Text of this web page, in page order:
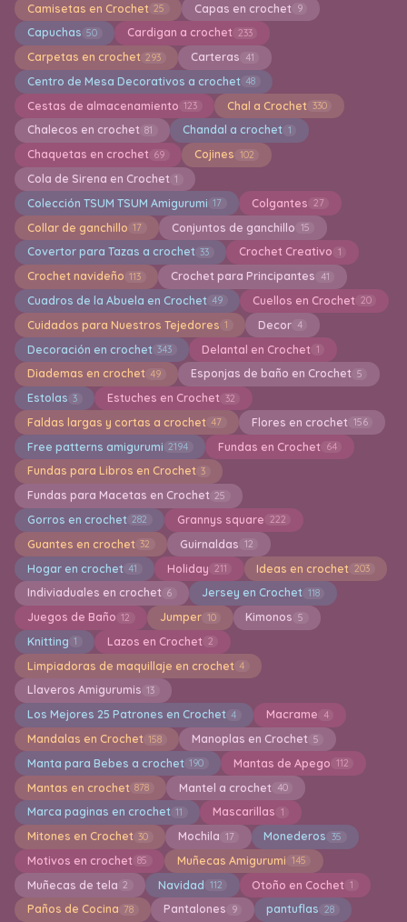
Camisetas en Crochet 25 Capas en crochet 9
Capuchas 50 Cardigan a crochet 233
Carpetas en crochet 293 Carteras 41
Centro de Mesa Decorativos a crochet 48
Cestas de almacenamiento 123 Chal a Crochet 330
Chalecos en crochet 81 Chandal a crochet 1
Chaquetas en crochet 69 Cojines 102
Cola de Sirena en Crochet 1
Colección TSUM TSUM Amigurumi 17 Colgantes 27
Collar de ganchillo 17 Conjuntos de ganchillo 15
Covertor para Tazas a crochet 33 Crochet Creativo 1
Crochet navideño 113 Crochet para Principantes 41
Cuadros de la Abuela en Crochet 49 Cuellos en Crochet 20
Cuidados para Nuestros Tejedores 1 Decor 4
Decoración en crochet 343 Delantal en Crochet 1
Diademas en crochet 49 Esponjas de baño en Crochet 5
Estolas 3 Estuches en Crochet 32
Faldas largas y cortas a crochet 47 Flores en crochet 156
Free patterns amigurumi 2194 Fundas en Crochet 64
Fundas para Libros en Crochet 3
Fundas para Macetas en Crochet 25
Gorros en crochet 282 Grannys square 222
Guantes en crochet 32 Guirnaldas 12
Hogar en crochet 41 Holiday 211 Ideas en crochet 203
Indiviaduales en crochet 6 Jersey en Crochet 118
Juegos de Baño 12 Jumper 10 Kimonos 5
Knitting 1 Lazos en Crochet 2
Limpiadoras de maquillaje en crochet 4
Llaveros Amigurumis 13
Los Mejores 25 Patrones en Crochet 4 Macrame 4
Mandalas en Crochet 158 Manoplas en Crochet 5
Manta para Bebes a crochet 190 Mantas de Apego 112
Mantas en crochet 878 Mantel a crochet 40
Marca paginas en crochet 11 Mascarillas 1
Mitones en Crochet 30 Mochila 17 Monederos 35
Motivos en crochet 85 Muñecas Amigurumi 145
Muñecas de tela 2 Navidad 112 Otoño en Cochet 1
Paños de Cocina 78 Pantalones 9 pantuflas 28